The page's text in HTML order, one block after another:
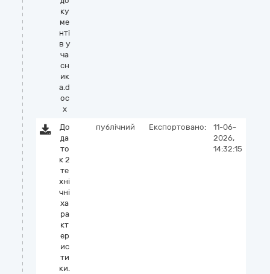
ку
ме
нті
в у
ча
сн
ик
а.d
oc
x
До
да
то
к 2
те
хні
чні
ха
ра
кт
ер
ис
ти
ки.
публічний Експортовано:
11-06-
2026,
14:32:15